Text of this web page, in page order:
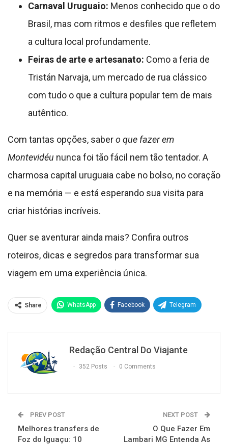
Carnaval Uruguaio: Menos conhecido que o do
Brasil, mas com ritmos e desfiles que refletem
a cultura local profundamente.
Feiras de arte e artesanato: Como a feria de
Tristán Narvaja, um mercado de rua clássico
com tudo o que a cultura popular tem de mais
autêntico.
Com tantas opções, sabero que fazer em
Montevidéu nunca foi tão fácil nem tão tentador. A
charmosa capital uruguaia cabe no bolso, no coração
e na memória — e está esperando sua visita para
criar histórias incríveis.
Quer se aventurar ainda mais? Confira outros
roteiros, dicas e segredos para transformar sua
viagem em uma experiência única.
Share WhatsApp Facebook Telegram
Redação Central Do Viajante
352 Posts 0 Comments
PREV POST
Melhores transfers de
Foz do Iguaçu: 10
NEXT POST
O Que Fazer Em
Lambari MG Entenda As